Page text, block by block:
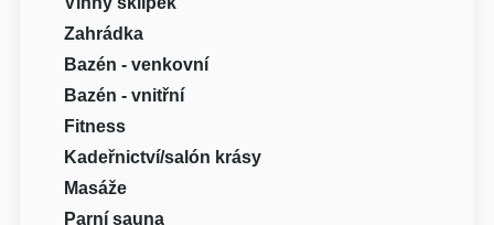
Zahrádka
Bazén - venkovní
Bazén - vnitřní
Fitness
Kadeřnictví/salón krásy
Masáže
Parní sauna